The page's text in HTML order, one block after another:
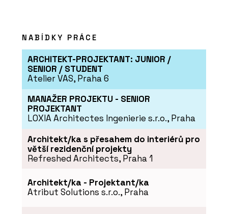
NABÍDKY PRÁCE
ARCHITEKT-PROJEKTANT: JUNIOR /
SENIOR / STUDENT
Atelier VAS, Praha 6
MANAŽER PROJEKTU - SENIOR
PROJEKTANT
LOXIA Architectes Ingenierie s.r.o., Praha
Architekt/ka s přesahem do interiérů pro
větší rezidenční projekty
Refreshed Architects, Praha 1
Architekt/ka - Projektant/ka
Atribut Solutions s.r.o., Praha